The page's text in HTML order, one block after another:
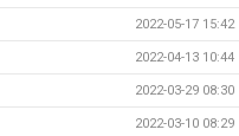
2022-05-17 15:42
2022-04-13 10:44
2022-03-29 08:30
2022-03-10 08:29